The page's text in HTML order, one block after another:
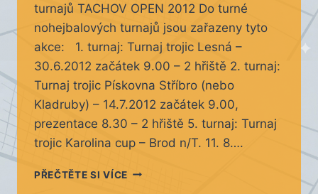
turnajů TACHOV OPEN 2012 Do turné
nohejbalových turnajů jsou zařazeny tyto
akce: 1. turnaj: Turnaj trojic Lesná –
30.6.2012 začátek 9.00 – 2 hřiště 2. turnaj:
Turnaj trojic Pískovna Stříbro (nebo
Kladruby) – 14.7.2012 začátek 9.00,
prezentace 8.30 – 2 hřiště 5. turnaj: Turnaj
trojic Karolina cup – Brod n/T. 11. 8….
PŘEČTĚTE SI VÍCEPROPOZICE